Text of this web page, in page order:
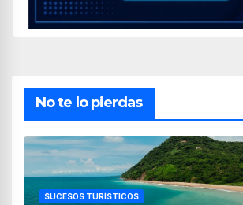
No te lo pierdas
SUCESOS TURÍSTICOS